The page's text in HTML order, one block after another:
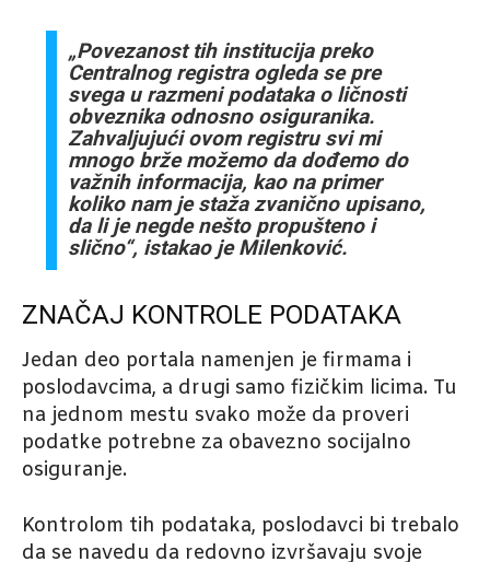
„Povezanost tih institucija preko
Centralnog registra ogleda se pre
svega u razmeni podataka o ličnosti
obveznika odnosno osiguranika.
Zahvaljujući ovom registru svi mi
mnogo brže možemo da dođemo do
važnih informacija, kao na primer
koliko nam je staža zvanično upisano,
da li je negde nešto propušteno i
slično“, istakao je Milenković.
ZNAČAJ KONTROLE PODATAKA
Jedan deo portala namenjen je firmama i
poslodavcima, a drugi samo fizičkim licima. Tu
na jednom mestu svako može da proveri
podatke potrebne za obavezno socijalno
osiguranje.
Kontrolom tih podataka, poslodavci bi trebalo
da se navedu da redovno izvršavaju svoje